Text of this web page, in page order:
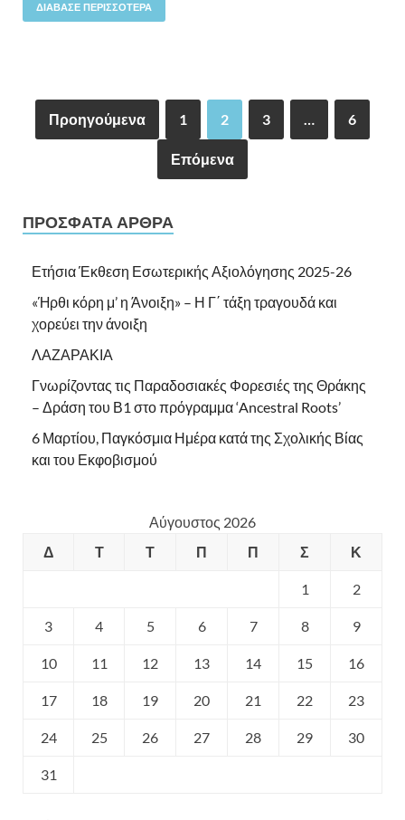
ΔΙΆΒΑΣΕ ΠΕΡΙΣΣΌΤΕΡΑ
Προηγούμενα 1 2 3 … 6
Επόμενα
ΠΡΌΣΦΑΤΑ ΆΡΘΡΑ
Ετήσια Έκθεση Εσωτερικής Αξιολόγησης 2025-26
«Ήρθι κόρη μ’ η Άνοιξη» – Η Γ΄ τάξη τραγουδά και
χορεύει την άνοιξη
ΛΑΖΑΡΑΚΙΑ
Γνωρίζοντας τις Παραδοσιακές Φορεσιές της Θράκης
– Δράση του Β1 στο πρόγραμμα ‘Ancestral Roots’
6 Μαρτίου, Παγκόσμια Ημέρα κατά της Σχολικής Βίας
και του Εκφοβισμού
Αύγουστος 2026
Δ
Τ Τ Π Π Σ Κ
1 2
3 4 5 6 7 8 9
10 11 12 13 14 15 16
17 18 19 20 21 22 23
24 25 26 27 28 29 30
31